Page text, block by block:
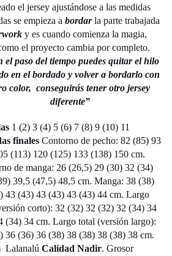
Mi
el jersey ajustándose a las medidas
se empieza a bordarla parte trabajada
y es cuando comienza la magia,
el proyecto cambia por completo.
el paso del tiempo puedes quitar el hilo
en el bordado y volver a bordarlo con
color, conseguirás tener otro jersey
diferente”
1 (2) 3 (4) 5 (6) 7 (8) 9 (10) 11
finalesContorno de pecho: 82 (85) 93
(113) 120 (125) 133 (138) 150 cm.
de manga: 26 (26,5) 29 (30) 32 (34)
39,5 (47,5) 48,5 cm. Manga: 38 (38)
43 (43) 43 (43) 43 (43) 44 cm. Largo
corto): 32 (32) 32 (32) 32 (34) 34
(34) 34 cm. Largo total (versión largo):
36 (36) 36 (38) 38 (38) 38 (38) 38 cm.
Lalanalú Calidad Nadir. Grosor